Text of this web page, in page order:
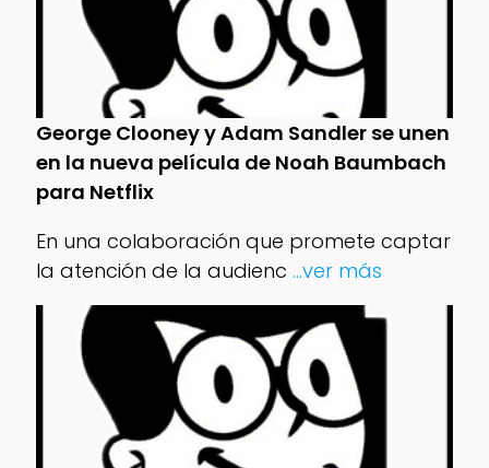
George Clooney y Adam Sandler se unen
en la nueva película de Noah Baumbach
para Netflix
En una colaboración que promete captar
la atención de la audienc ...ver más